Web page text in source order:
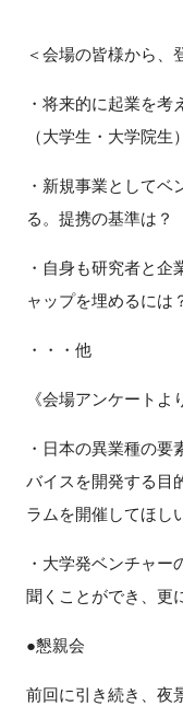
＜会場の皆様から、
・将来的に起業を考
（大学生・大学院生）
・新規事業として
る。提携の基準は？
・自身も研究者と
ャップを埋めるには
・・・他
《会場アンケートよ
・日本の異業種の
バイスを開発する目
ラムを開催してほし
・大学発ベンチャ
聞くことができ、更
●懇親会
前回に引き続き、夜